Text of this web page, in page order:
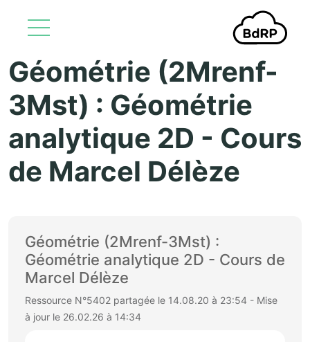
Aller au contenu principal
Géométrie (2Mrenf-
3Mst) : Géométrie
analytique 2D - Cours
de Marcel Délèze
Géométrie (2Mrenf-3Mst) :
Géométrie analytique 2D - Cours de
Marcel Délèze
Ressource N°5402 partagée le 14.08.20 à 23:54 - Mise
à jour le 26.02.26 à 14:34